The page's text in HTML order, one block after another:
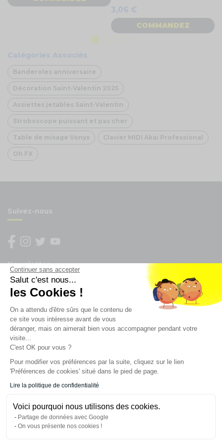
Continuer sans accepter
Salut c'est nous...
les Cookies !
On a attendu d'être sûrs que le contenu de
ce site vous intéresse avant de vous
déranger, mais on aimerait bien vous accompagner pendant votre
visite...
C'est OK pour vous ?
Pour modifier vos préférences par la suite, cliquez sur le lien
'Préférences de cookies' situé dans le pied de page.
Lire la politique de confidentialité
Voici pourquoi nous utilisons des cookies.
Partage de données avec Google
On vous présente nos cookies !
3,06 €
COMMANDEZ
Catégories Associés
Banderoles anniversaire
Décoration Saint-Valentin 2025
Assiettes jetables Saint-Valentin
Stroboscope puissant et pas cher
Table de mixage Vonyx Clavier MIDI Akai Professional
Oh FX
Suivez-nous
Newsletter
Enregistrez vous à la newsletter
Restez à l'actualité sur nos produits et les offres du
moment
NOS SERVICES
INFORMATIONS
CONTACT